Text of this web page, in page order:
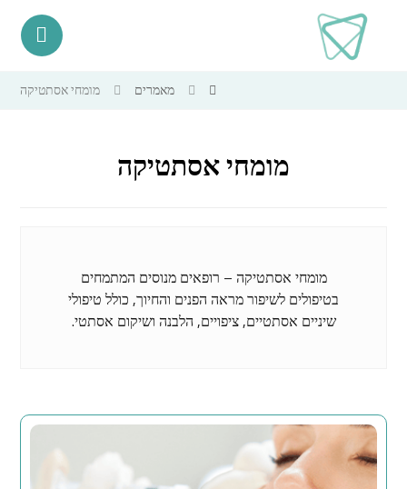
מאמרים מומחי אסתטיקה
מומחי אסתטיקה
מומחי אסתטיקה – רופאים מנוסים המתמחים
בטיפולים לשיפור מראה הפנים והחיוך, כולל טיפולי
שיניים אסתטיים, ציפויים, הלבנה ושיקום אסתטי.